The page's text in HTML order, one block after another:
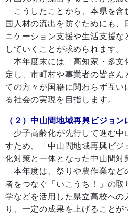
こうしたことから、本県を含
国人材の流出を防ぐためにも、
ニケーション支援や生活支援な
していくことが求められます。
本年度末には「高知家・多文
定し、市町村や事業者の皆さん
ての方々が国籍に関わらず互い
る社会の実現を目指します。
（２）中山間地域再興ビジョ
少子高齢化が先行して進む中
すため、「中山間地域再興ビジ
化対策と一体となった中山間対
本年度は、祭りや農作業など
者をつなぐ「いこうち！」の取
学などを活用した県立高校への
り、一定の成果を上げることが